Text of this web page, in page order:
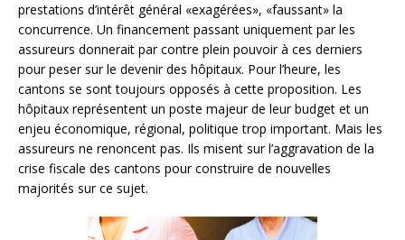
prestations d’intérêt général «exagérées», «faussant» la
concurrence. Un financement passant uniquement par les
assureurs donnerait par contre plein pouvoir à ces derniers
pour peser sur le devenir des hôpitaux. Pour l’heure, les
cantons se sont toujours opposés à cette proposition. Les
hôpitaux représentent un poste majeur de leur budget et un
enjeu économique, régional, politique trop important. Mais les
assureurs ne renoncent pas. Ils misent sur l’aggravation de la
crise fiscale des cantons pour construire de nouvelles
majorités sur ce sujet.